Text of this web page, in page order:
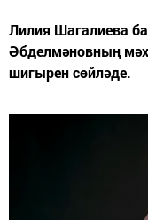
Лилия Шагалиева
Әбделмәновның
шигырен сөйләде.